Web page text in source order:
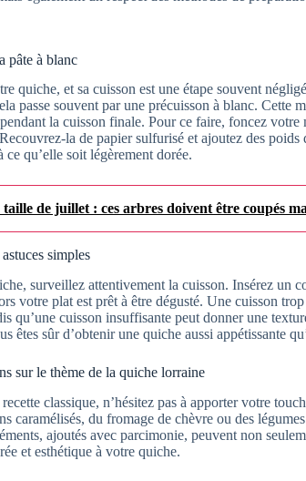
pâte à blanc
quiche, et sa cuisson est une étape souvent
passe souvent par une précuisson à blanc. Cette
la cuisson finale. Pour ce faire, foncez votre
la de papier sulfurisé et ajoutez des poids
qu’elle soit légèrement dorée.
de juillet : ces arbres doivent être coupés
simples
surveillez attentivement la cuisson. Insérez un
votre plat est prêt à être dégusté. Une cuisson
qu’une cuisson insuffisante peut donner une
êtes sûr d’obtenir une quiche aussi appétissante
sur le thème de la quiche lorraine
classique, n’hésitez pas à apporter votre
caramélisés, du fromage de chèvre ou des
ajoutés avec parcimonie, peuvent non
et esthétique à votre quiche.